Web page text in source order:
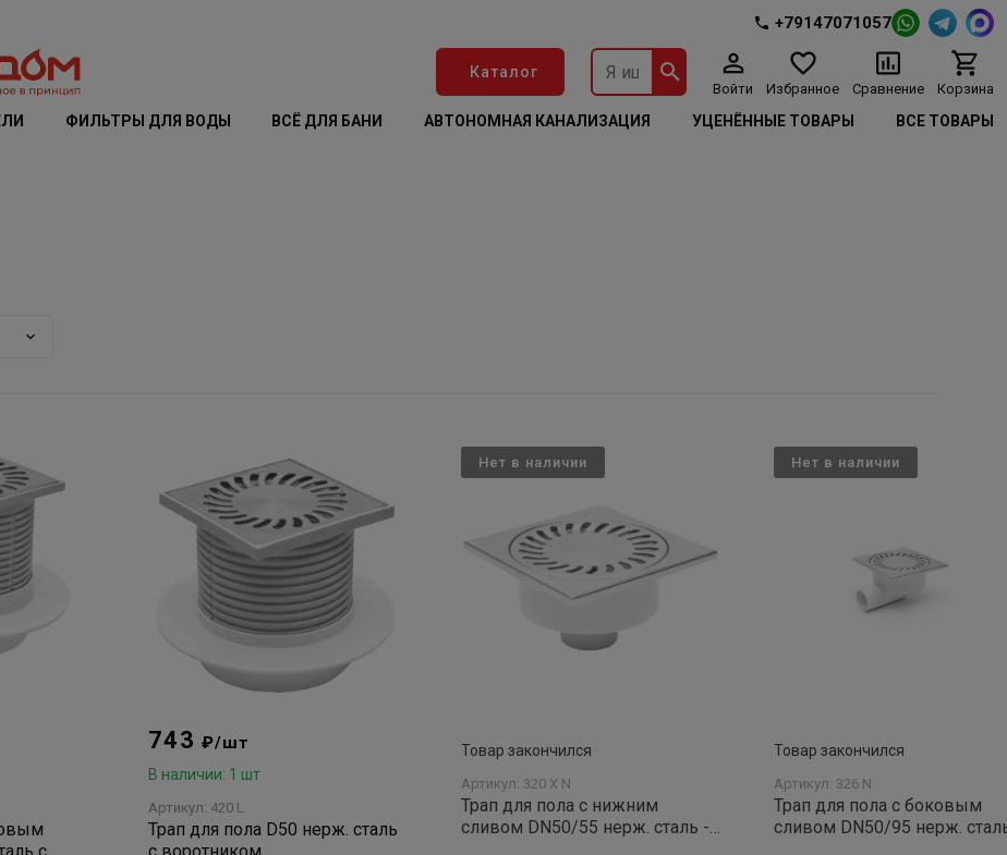
+79147071057
Каталог
Войти Избранное Сравнение Корзина
ФИЛЬТРЫ ДЛЯ ВОДЫ ВСЁ ДЛЯ БАНИ АВТОНОМНАЯ КАНАЛИЗАЦИЯ УЦЕНЁННЫЕ ТОВАРЫ ВСЕ ТОВАРЫ
743 ₽/шт
В наличии: 1 шт
Артикул: 420 L
Трап для пола D50 нерж. сталь
Товар закончился
Артикул: 320 X N
Трап для пола с нижним
сливом DN50/55 нерж. сталь -
Нет в наличии
Товар закончился
Артикул: 326 N
Трап для пола с боковым
сливом DN50/95 нерж.
Нет в наличии